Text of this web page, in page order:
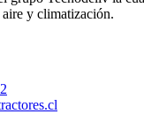
y climatización.